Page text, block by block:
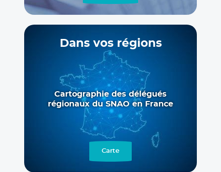
Dans vos régions
Cartographie des délégués
régionaux du SNAO en France
Carte